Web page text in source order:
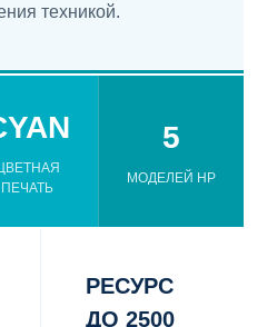
техникой.
ПЕЧАТЬ
5
МОДЕЛЕЙ HP
РЕСУРС
ДО 2500